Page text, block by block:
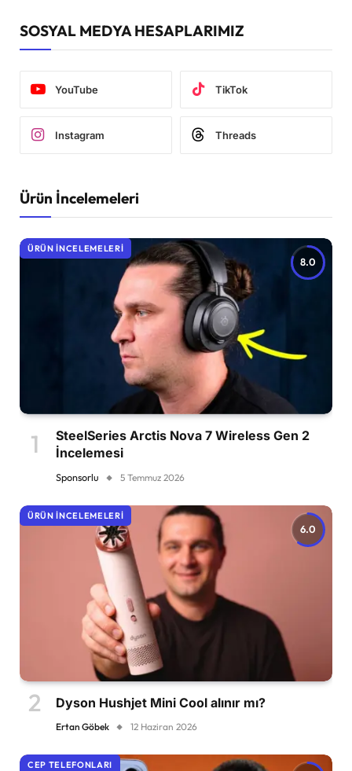
SOSYAL MEDYA HESAPLARIMIZ
YouTube TikTok
Instagram Threads
Ürün İncelemeleri
8.0
ÜRÜN İNCELEMELERI
SteelSeries Arctis Nova 7 Wireless Gen 2
İncelemesi
Sponsorlu 5 Temmuz 2026
6.0
ÜRÜN İNCELEMELERI
Dyson Hushjet Mini Cool alınır mı?
Ertan Göbek 12 Haziran 2026
CEP TELEFONLARI